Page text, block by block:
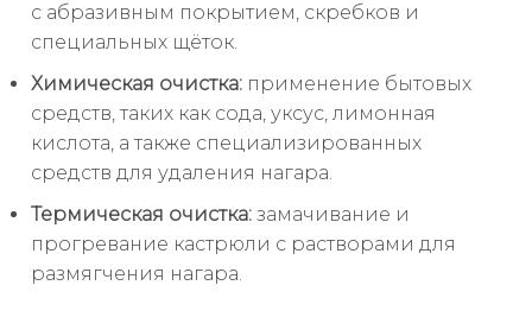
с абразивным покрытием, скребков и
специальных щёток.
Химическая очистка: применение бытовых
средств, таких как сода, уксус, лимонная
кислота, а также специализированных
средств для удаления нагара.
Термическая очистка: замачивание и
прогревание кастрюли с растворами для
размягчения нагара.